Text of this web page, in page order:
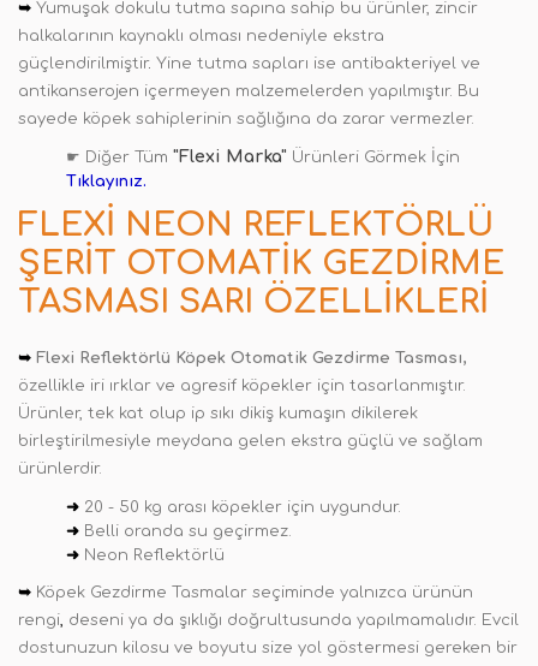
➥ Yumuşak dokulu tutma sapına sahip bu ürünler, zincir
halkalarının kaynaklı olması nedeniyle ekstra
güçlendirilmiştir. Yine tutma sapları ise antibakteriyel ve
antikanserojen içermeyen malzemelerden yapılmıştır. Bu
sayede köpek sahiplerinin sağlığına da zarar vermezler.
☛ Diğer Tüm "Flexi Marka" Ürünleri Görmek İçin
Tıklayınız.
FLEXI NEON REFLEKTÖRLÜ
ŞERIT OTOMATIK GEZDIRME
TASMASI SARI ÖZELLIKLERI
➥ Flexi Reflektörlü Köpek Otomatik Gezdirme Tasması,
özellikle iri ırklar ve agresif köpekler için tasarlanmıştır.
Ürünler, tek kat olup ip sıkı dikiş kumaşın dikilerek
birleştirilmesiyle meydana gelen ekstra güçlü ve sağlam
ürünlerdir.
➜ 20 - 50 kg arası köpekler için uygundur.
➜ Belli oranda su geçirmez.
➜ Neon Reflektörlü
➥ Köpek Gezdirme Tasmalar seçiminde yalnızca ürünün
rengi, deseni ya da şıklığı doğrultusunda yapılmamalıdır. Evcil
dostunuzun kilosu ve boyutu size yol göstermesi gereken bir